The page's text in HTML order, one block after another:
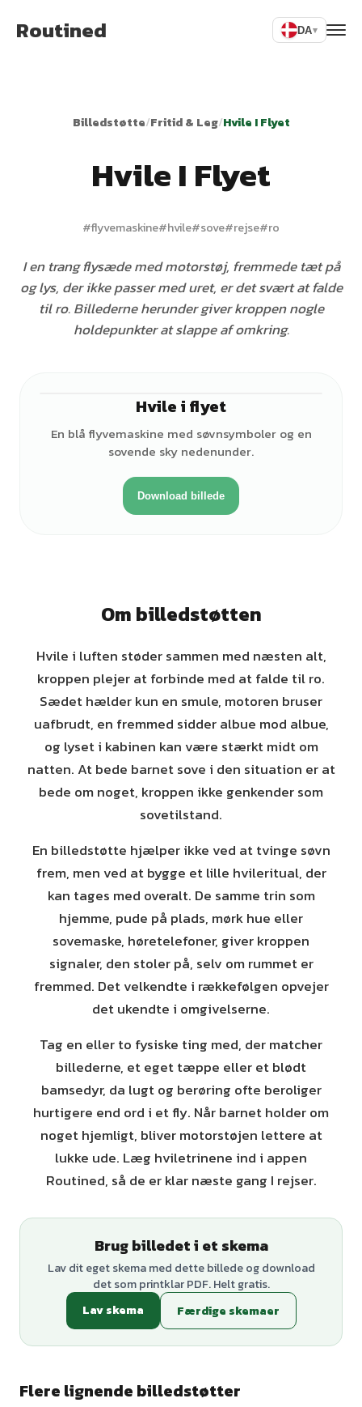
Routined DA▾
Billedstøtte/Fritid & Leg/Hvile I Flyet
Hvile I Flyet
#flyvemaskine#hvile#sove#rejse#ro
I en trang flysæde med motorstøj, fremmede tæt på
og lys, der ikke passer med uret, er det svært at falde
til ro. Billederne herunder giver kroppen nogle
holdepunkter at slappe af omkring.
Hvile i flyet
En blå flyvemaskine med søvnsymboler og en
sovende sky nedenunder.
Download billede
Om billedstøtten
Hvile i luften støder sammen med næsten alt,
kroppen plejer at forbinde med at falde til ro.
Sædet hælder kun en smule, motoren bruser
uafbrudt, en fremmed sidder albue mod albue,
og lyset i kabinen kan være stærkt midt om
natten. At bede barnet sove i den situation er at
bede om noget, kroppen ikke genkender som
sovetilstand.
En billedstøtte hjælper ikke ved at tvinge søvn
frem, men ved at bygge et lille hvileritual, der
kan tages med overalt. De samme trin som
hjemme, pude på plads, mørk hue eller
sovemaske, høretelefoner, giver kroppen
signaler, den stoler på, selv om rummet er
fremmed. Det velkendte i rækkefølgen opvejer
det ukendte i omgivelserne.
Tag en eller to fysiske ting med, der matcher
billederne, et eget tæppe eller et blødt
bamsedyr, da lugt og berøring ofte beroliger
hurtigere end ord i et fly. Når barnet holder om
noget hjemligt, bliver motorstøjen lettere at
lukke ude. Læg hviletrinene ind i appen
Routined, så de er klar næste gang I rejser.
Brug billedet i et skema
Lav dit eget skema med dette billede og download
det som printklar PDF. Helt gratis.
Lav skema
Færdige skemaer
Flere lignende billedstøtter